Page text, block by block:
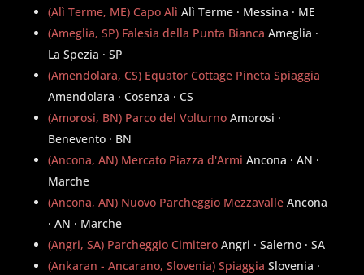
(Alì Terme, ME) Capo Alì Alì Terme · Messina · ME
(Ameglia, SP) Falesia della Punta Bianca Ameglia ·
La Spezia · SP
(Amendolara, CS) Equator Cottage Pineta Spiaggia
Amendolara · Cosenza · CS
(Amorosi, BN) Parco del Volturno Amorosi ·
Benevento · BN
(Ancona, AN) Mercato Piazza d'Armi Ancona · AN ·
Marche
(Ancona, AN) Nuovo Parcheggio Mezzavalle Ancona
· AN · Marche
(Angri, SA) Parcheggio Cimitero Angri · Salerno · SA
(Ankaran - Ancarano, Slovenia) Spiaggia Slovenia ·